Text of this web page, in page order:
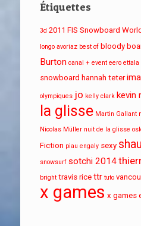
Étiquettes
3d 2011 FIS Snowboard
longo avoriaz best of bloody
Burton canal + event eero ettala
snowboard hannah teter
olympiques jo kelly clark kevin
la glisse Martin Gallant
Nicolas Müller nuit de la glisse
Fiction piau engaly sexy
snowsurf sotchi 2014
bright travis rice ttr tuto
x games x games